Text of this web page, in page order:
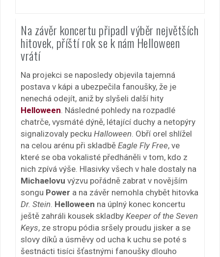
Na závěr koncertu připadl výběr největších
hitovek, příští rok se k nám Helloween
vrátí
Na projekci se naposledy objevila tajemná
postava v kápi a ubezpečila fanoušky, že je
nenechá odejít, aniž by slyšeli další hity
Helloween . Následné pohledy na rozpadlé
chatrče, vysmáté dýně, létající duchy a netopýry
signalizovaly pecku Halloween . Obří orel shlížel
na celou arénu při skladbě Eagle Fly Free, ve
které se oba vokalisté předháněli v tom, kdo z
nich zpívá výše. Hlasivky všech v hale dostaly na
Michaelovu výzvu pořádně zabrat v novějším
songu Power a na závěr nemohla chybět hitovka
Dr. Stein Helloween na úplný konec koncertu
ještě zahráli kousek skladby Keeper of the Seven
Keys, ze stropu pódia sršely proudu jisker a se
slovy díků a úsměvy od ucha k uchu se poté s
šestnácti tisíci šťastnými fanoušky dlouho